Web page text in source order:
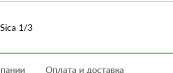
1/3
Оплата и доставка